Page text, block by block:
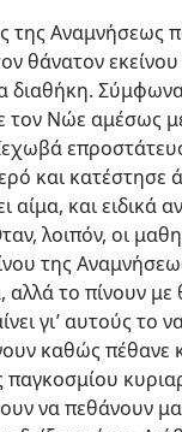
της Αναμνήσεως
θάνατον
διαθήκη.
τον Νώε αμέσως
και κατέστησε
αίμα, και ειδικά
λοιπόν, οι
της
αλλά το πίνουν με
γι’ αυτούς το
καθώς πέθανε
παγκοσμίου
να πεθάνουν